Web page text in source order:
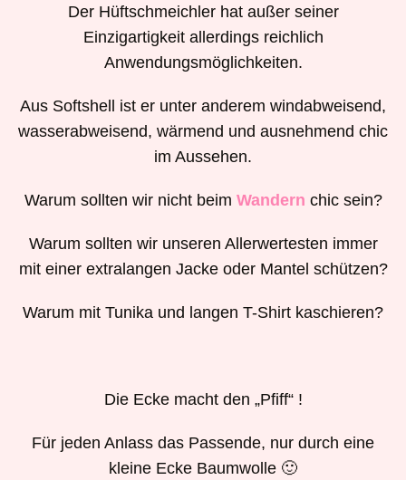
Der Hüftschmeichler hat außer seiner
Einzigartigkeit allerdings reichlich
Anwendungsmöglichkeiten.
Aus Softshell ist er unter anderem windabweisend,
wasserabweisend, wärmend und ausnehmend chic
im Aussehen.
Warum sollten wir nicht beim Wandern chic sein?
Warum sollten wir unseren Allerwertesten immer
mit einer extralangen Jacke oder Mantel schützen?
Warum mit Tunika und langen T-Shirt kaschieren?
Die Ecke macht den „Pfiff“ !
Für jeden Anlass das Passende, nur durch eine
kleine Ecke Baumwolle 🙂